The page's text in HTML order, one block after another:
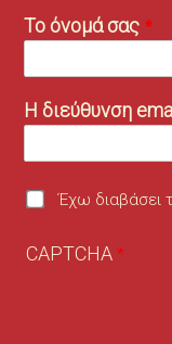
Το όνομά σας
Η διεύθυνση
Έχω διαβάσει
CAPTCHA